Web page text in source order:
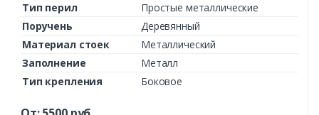
Тип перил
Простые металлические
Поручень
Деревянный
Материал стоек
Металлический
Заполнение
Металл
Тип крепления
Боковое